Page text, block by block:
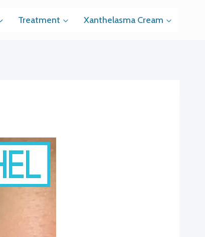
Treatment Xanthelasma Cream